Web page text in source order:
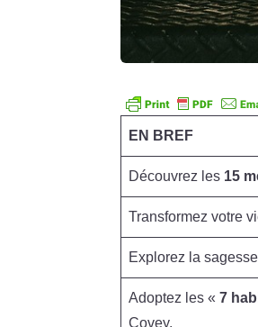
EN BREF
Découvrez les 15
Transformez votre
Explorez la
Adoptez les «7
Covey.